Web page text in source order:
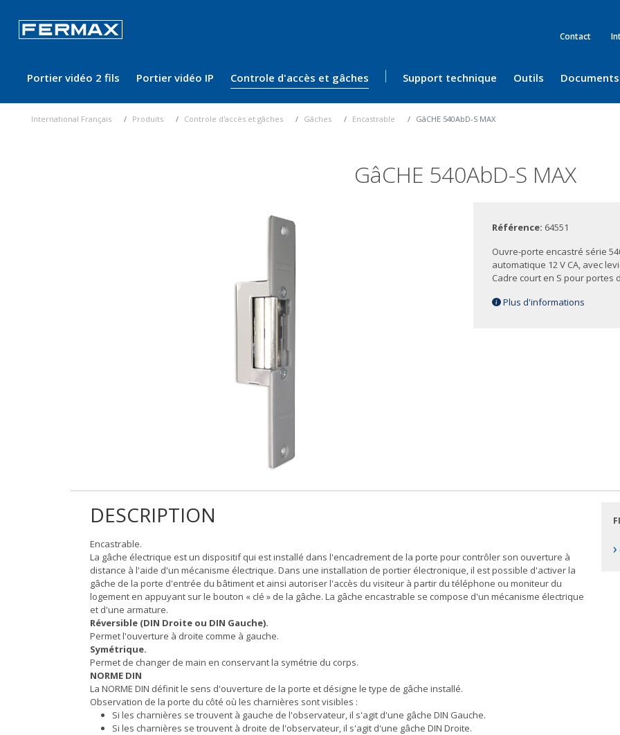
Contact
Portier vidéo 2 fils Portier vidéo IP Controle d'accès et gâches Support technique Outils Documents
International Français Produits Controle d'accès et gâches Gâches Encastrable GâCHE 540AbD-S MAX
GâCHE 540AbD-S MAX
Référence: 64551
Ouvre-porte encastré série
automatique 12 V CA, avec
Cadre court en S pour portes
Plus d'informations
DESCRIPTION
Encastrable.
La gâche électrique est un dispositif qui est installé dans l'encadrement de la porte pour contrôler son ouverture à
distance à l'aide d'un mécanisme électrique. Dans une installation de portier électronique, il est possible d'activer la
gâche de la porte d'entrée du bâtiment et ainsi autoriser l'accès du visiteur à partir du téléphone ou moniteur du
logement en appuyant sur le bouton « clé » de la gâche. La gâche encastrable se compose d'un mécanisme électrique
et d'une armature.
Réversible (DIN Droite ou DIN Gauche).
Permet l'ouverture à droite comme à gauche.
Symétrique.
Permet de changer de main en conservant la symétrie du corps.
NORME DIN
La NORME DIN définit le sens d'ouverture de la porte et désigne le type de gâche installé.
Observation de la porte du côté où les charnières sont visibles :
Si les charnières se trouvent à gauche de l'observateur, il s'agit d'une gâche DIN Gauche.
Si les charnières se trouvent à droite de l'observateur, il s'agit d'une gâche DIN Droite.
›